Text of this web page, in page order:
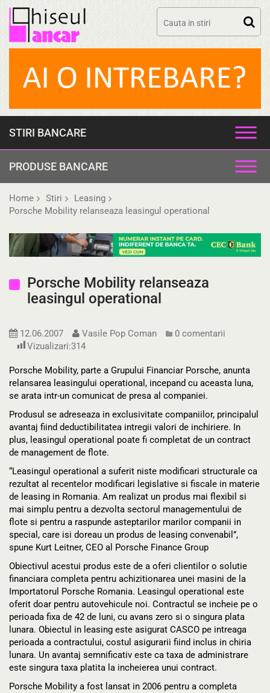
Skip
STIRI BANCARE
PRODUSE BANCARE
Home Stiri
Leasing
Porsche Mobility relanseaza leasingul operational
Porsche Mobility relanseaza
leasingul operational
12.06.2007 Vasile Pop Coman
0 comentarii
Vizualizari:314
Porsche Mobility, parte a Grupului Financiar Porsche, anunta
relansarea leasingului operational, incepand cu aceasta luna,
se arata intr-un comunicat de presa al companiei.
Produsul se adreseaza in exclusivitate companiilor, principalul
avantaj fiind deductibilitatea intregii valori de inchiriere. In
plus, leasingul operational poate fi completat de un contract
de management de flote.
“Leasingul operational a suferit niste modificari structurale ca
rezultat al recentelor modificari legislative si fiscale in materie
de leasing in Romania. Am realizat un produs mai flexibil si
mai simplu pentru a dezvolta sectorul managementului de
flote si pentru a raspunde asteptarilor marilor companii in
special, care isi doreau un produs de leasing convenabil”,
spune Kurt Leitner, CEO al Porsche Finance Group
Obiectivul acestui produs este de a oferi clientilor o solutie
financiara completa pentru achizitionarea unei masini de la
Importatorul Porsche Romania. Leasingul operational este
oferit doar pentru autovehicule noi. Contractul se incheie pe o
perioada fixa de 42 de luni, cu avans zero si o singura plata
lunara. Obiectul in leasing este asigurat CASCO pe intreaga
perioada a contractului, costul asigurarii fiind inclus in chiria
lunara. Un avantaj semnificativ este ca taxa de administrare
este singura taxa platita la incheierea unui contract.
Porsche Mobility a fost lansat in 2006 pentru a completa